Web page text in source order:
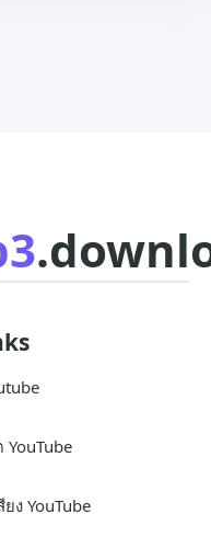
ง YouTube